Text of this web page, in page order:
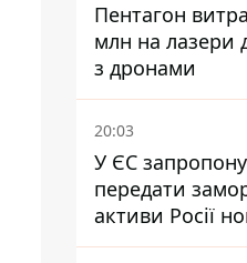
Пентагон
млн на лазери
з дронами
20:03
У ЄС
передати
активи Росії
блоку